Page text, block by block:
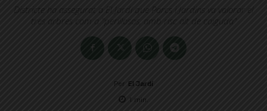
Districte ha assegurat a El Jardí que Parcs i Jardins va valorar el
tres arbres com a "perillosos, amb risc alt de caiguda"
Per El Jardí
1 min.